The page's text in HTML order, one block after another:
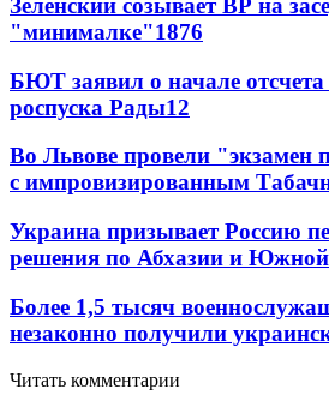
Зеленский созывает ВР на
"минималке"1876
БЮТ заявил о начале отсчета
роспуска Рады12
Во Львове провели "экзамен
с импровизированным
Украина призывает Россию
решения по Абхазии и
Более 1,5 тысяч
незаконно получили
Читать комментарии